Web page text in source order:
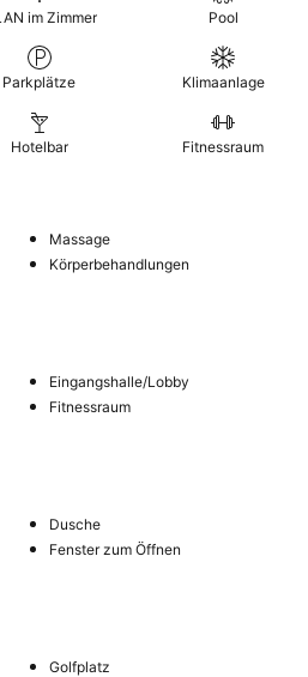
Meerblick zu
im Zimmer Pool
Parkplätze Klimaanlage
Hotelbar Fitnessraum
Massage
Körperbehandlungen
Eingangshalle/Lobby
Fitnessraum
Dusche
Fenster zum Öffnen
Golfplatz